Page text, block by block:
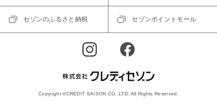
セゾンのふるさと納税 セゾンポイントモール
Copyright ©CREDIT SAISON CO.,LTD. All Rights Reserved.